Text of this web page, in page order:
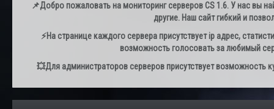
📌Добро пожаловать на мониторинг серверов CS 1.6. У нас вы
другие. Наш сайт гибкий и
⚡️На странице каждого сервера присутствует ip адрес,
возможность голосовать за любимый
💥Для администраторов серверов присутствует возможность